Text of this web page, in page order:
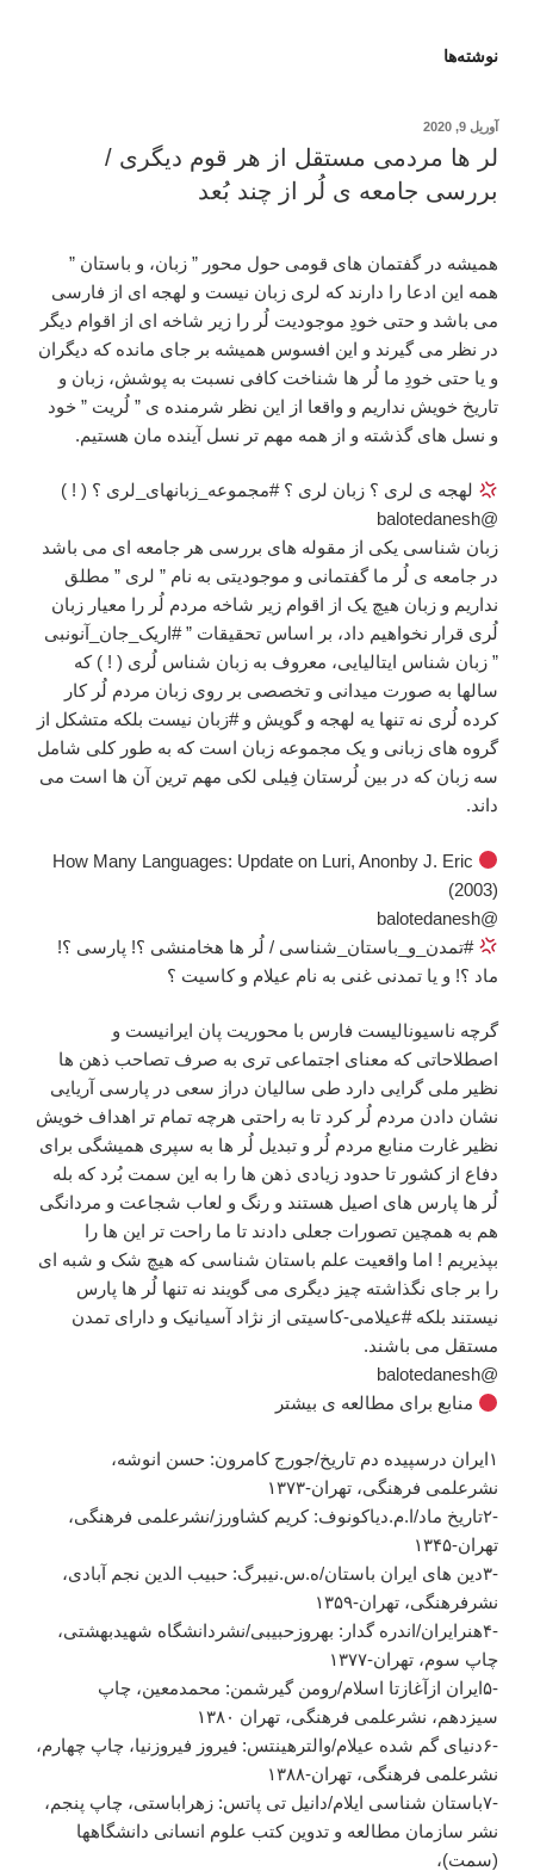
نوشته‌ها
نوشته‌شده
در
آوریل 9, 2020
لر ها مردمی مستقل از هر قوم دیگری /
بررسی جامعه ی لُر از چند بُعد
همیشه در گفتمان های قومی حول محور ” زبان، و باستان ”
همه این ادعا را دارند که لری زبان نیست و لهجه ای از فارسی
می باشد و حتی خودِ موجودیت لُر را زیر شاخه ای از اقوام دیگر
در نظر می گیرند و این افسوس همیشه بر جای مانده که دیگران
و یا حتی خودِ ما لُر ها شناخت کافی نسبت به پوشش، زبان و
تاریخ خویش نداریم و واقعا از این نظر شرمنده ی ” لُریت ” خود
و نسل های گذشته و از همه مهم تر نسل آینده مان هستیم.
لهجه ی لری ؟ زبان لری ؟ #مجموعه_زبانهای_لری ؟ ( ! )
@balotedanesh
زبان شناسی یکی از مقوله های بررسی هر جامعه ای می باشد
در جامعه ی لُر ما گفتمانی و موجودیتی به نام ” لری ” مطلق
نداریم و زبان هیچ یک از اقوام زیر شاخه مردم لُر را معیار زبان
لُری قرار نخواهیم داد، بر اساس تحقیقات ” #اریک_جان_آنونبی
” زبان شناس ایتالیایی، معروف به زبان شناس لُری ( ! ) که
سالها به صورت میدانی و تخصصی بر روی زبان مردم لُر کار
کرده لُری نه تنها یه لهجه و گویش و #زبان نیست بلکه متشکل از
گروه های زبانی و یک مجموعه زبان است که به طور کلی شامل
سه زبان که در بین لُرستان فِیلی لکی مهم ترین آن ها است می
داند.
How Many Languages: Update on Luri, Anonby J. Eric
(2003)
@balotedanesh
#تمدن_و_باستان_شناسی / لُر ها هخامنشی ؟! پارسی ؟!
ماد ؟! و یا تمدنی غنی به نام عیلام و کاسیت ؟
گرچه ناسیونالیست فارس با محوریت پان ایرانیست و
اصطلاحاتی که معنای اجتماعی تری به صرف تصاحب ذهن ها
نظیر ملی گرایی دارد طی سالیان دراز سعی در پارسی آریایی
نشان دادن مردم لُر کرد تا به راحتی هرچه تمام تر اهداف خویش
نظیر غارت منابع مردم لُر و تبدیل لُر ها به سپری همیشگی برای
دفاع از کشور تا حدود زیادی ذهن ها را به این سمت بُرد که بله
لُر ها پارس های اصیل هستند و رنگ و لعاب شجاعت و مردانگی
هم به همچین تصورات جعلی دادند تا ما راحت تر این ها را
بپذیریم ! اما واقعیت علم باستان شناسی که هیچ شک و شبه ای
را بر جای نگذاشته چیز دیگری می گویند نه تنها لُر ها پارس
نیستند بلکه #عیلامی-کاسیتی از نژاد آسیانیک و دارای تمدن
مستقل می باشند.
@balotedanesh
منابع برای مطالعه ی بیشتر
۱ایران درسپیده دم تاریخ/جورج کامرون: حسن انوشه،
نشرعلمی فرهنگی، تهران-۱۳۷۳
-۲تاریخ ماد/ا.م.دیاکونوف: کریم کشاورز/نشرعلمی فرهنگی،
تهران-۱۳۴۵
-۳دین های ایران باستان/ه.س.نیبرگ: حبیب الدین نجم آبادی،
نشرفرهنگی، تهران-۱۳۵۹
-۴هنرایران/اندره گدار: بهروزحبیبی/نشردانشگاه شهیدبهشتی،
چاپ سوم، تهران-۱۳۷۷
-۵ایران ازآغازتا اسلام/رومن گیرشمن: محمدمعین، چاپ
سیزدهم، نشرعلمی فرهنگی، تهران ۱۳۸۰
-۶دنیای گم شده عیلام/والترهینتس: فیروز فیروزنیا، چاپ چهارم،
نشرعلمی فرهنگی، تهران-۱۳۸۸
-۷باستان شناسی ایلام/دانیل تی پاتس: زهراباستی، چاپ پنجم،
نشر سازمان مطالعه و تدوین کتب علوم انسانی دانشگاهها
(سمت)،